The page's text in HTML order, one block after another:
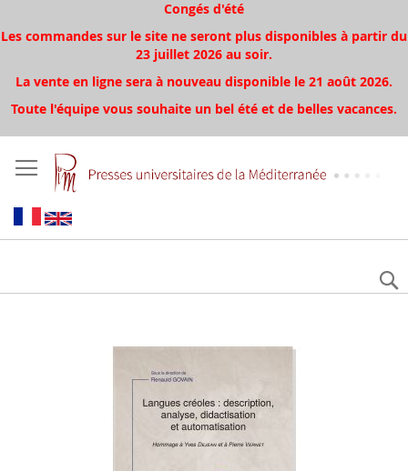
Congés d'été
Les commandes sur le site ne seront plus disponibles à partir du
23 juillet 2026 au soir.
La vente en ligne sera à nouveau disponible le 21 août 2026.
Toute l'équipe vous souhaite un bel été et de belles vacances.